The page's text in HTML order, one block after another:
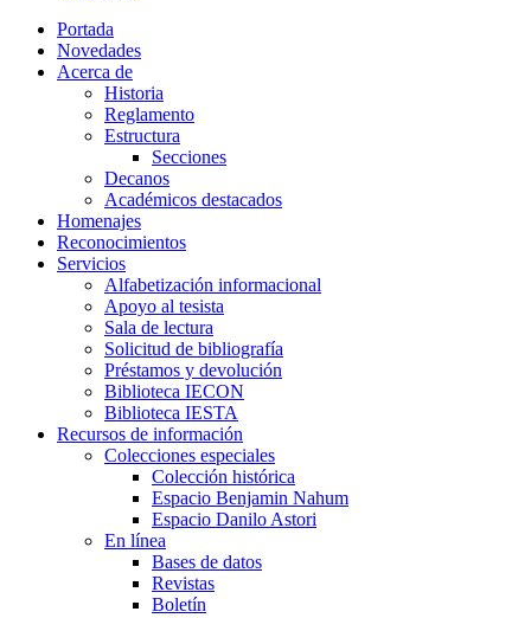
Portada
Novedades
Acerca de
Historia
Reglamento
Estructura
Secciones
Decanos
Académicos destacados
Homenajes
Reconocimientos
Servicios
Alfabetización informacional
Apoyo al tesista
Sala de lectura
Solicitud de bibliografía
Préstamos y devolución
Biblioteca IECON
Biblioteca IESTA
Recursos de información
Colecciones especiales
Colección histórica
Espacio Benjamin Nahum
Espacio Danilo Astori
En línea
Bases de datos
Revistas
Boletín